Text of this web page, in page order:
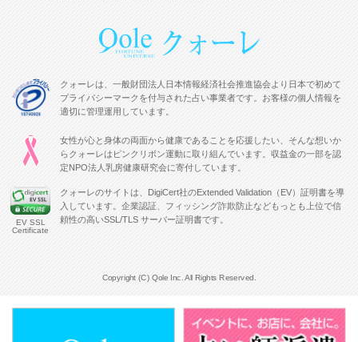
クォーレは、一般財団法人日本情報経済社会推進協会より日本で初めて
プライバシーマークを付与された占い事業者です。お客様の個人情報を
適切に管理運用しています。
女性が心と身体の両面から健康であることを応援したい、そんな想いか
らクォーレはピンクリボン運動に取り組んでいます。収益金の一部を認
定NPO法人乳房健康研究会に寄付しています。
EV SSL
Certificate
クォーレのサイトは、DigiCert社のExtended Validation（EV）証明書を導
入しています。企業認証、フィッシング詐欺防止などもっとも上位で信
頼性の高いSSL/TLS サーバー証明書です。
Copyright (C) Qole Inc. All Rights Reserved.